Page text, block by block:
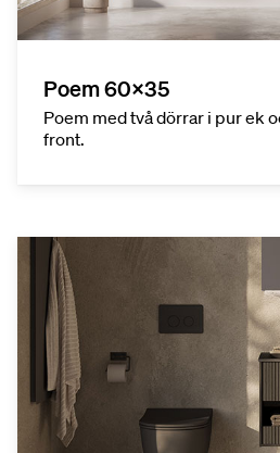
Poem 60x35
Poem med två dörrar i pur ek
front.